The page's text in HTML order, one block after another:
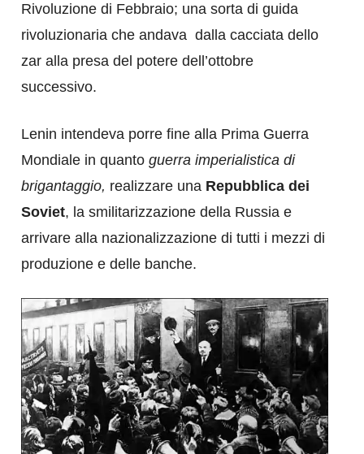
Rivoluzione di Febbraio; una sorta di guida
rivoluzionaria che andava dalla cacciata dello
zar alla presa del potere dell’ottobre
successivo.
Lenin intendeva porre fine alla Prima Guerra
Mondiale in quanto guerra imperialistica di
brigantaggio, realizzare una Repubblica dei
Soviet, la smilitarizzazione della Russia e
arrivare alla nazionalizzazione di tutti i mezzi di
produzione e delle banche.